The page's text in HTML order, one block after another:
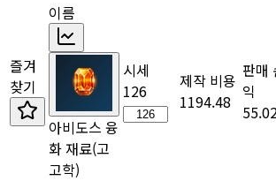
즐겨
찾기
이름
아비도스 융
화 재료(고
고학)
시세
126
제작 비용
1194.48
판매
익